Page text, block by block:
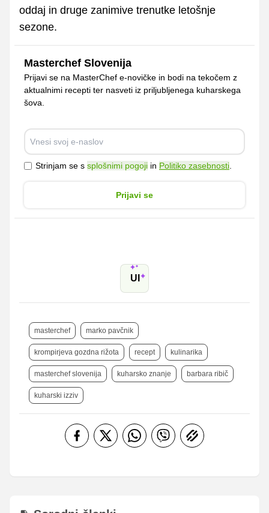
oddaj in druge zanimive trenutke letošnje
sezone.
Masterchef Slovenija
Prijavi se na MasterChef e-novičke in bodi na tekočem z
aktualnimi recepti ter nasveti iz priljubljenega kuharskega
šova.
Strinjam se s splošnimi pogoji in Politiko zasebnosti
Prijavi se
UI
masterchef marko pavčnik
krompirjeva gozdna rižota recept kulinarika
masterchef slovenija kuharsko znanje barbara ribič
kuharski izziv